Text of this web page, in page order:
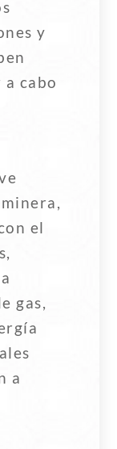
y
cabo
el
gas,
a